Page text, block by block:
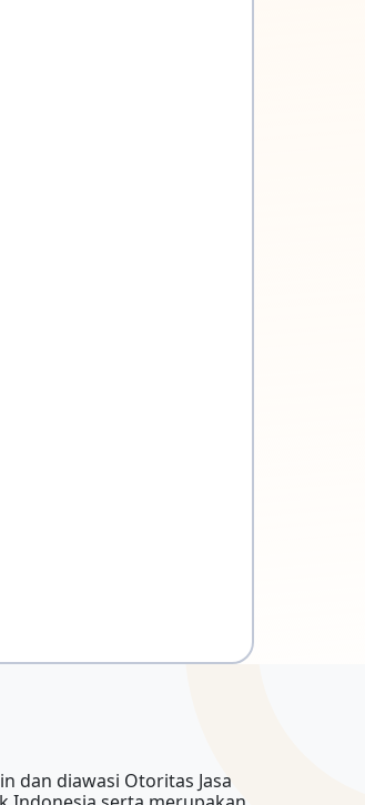
dan diawasi Otoritas Jasa